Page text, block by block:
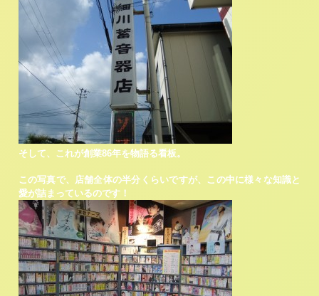
そして、これが創業86年を物語る看板。
この写真で、店舗全体の半分くらいですが、この中に様々な知識と
愛が詰まっているのです！